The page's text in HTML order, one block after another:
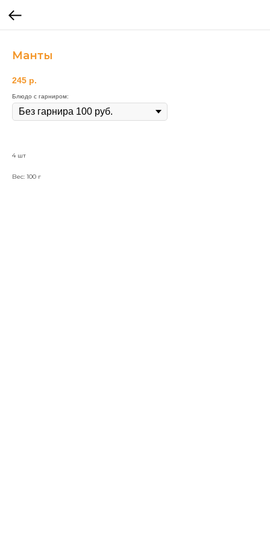
Манты
245 р.
Блюдо с гарниром:
4 шт
Вес: 100 г